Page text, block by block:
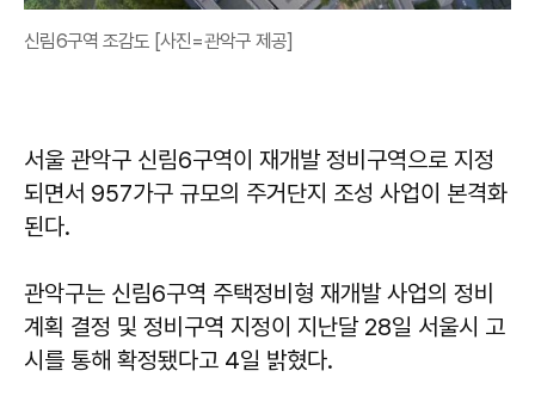
신림6구역 조감도 [사진=관악구 제공]
서울 관악구 신림6구역이 재개발 정비구역으로 지정
되면서 957가구 규모의 주거단지 조성 사업이 본격화
된다.
관악구는 신림6구역 주택정비형 재개발 사업의 정비
계획 결정 및 정비구역 지정이 지난달 28일 서울시 고
시를 통해 확정됐다고 4일 밝혔다.